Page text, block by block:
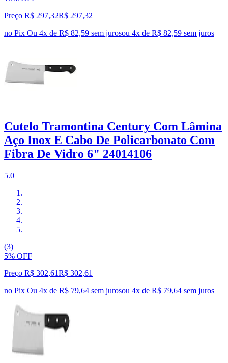
Preço R$ 297,32R$ 297,32
no Pix Ou 4x de R$ 82,59 sem jurosou 4x de R$ 82,59 sem juros
Cutelo Tramontina Century Com Lâmina
Aço Inox E Cabo De Policarbonato Com
Fibra De Vidro 6" 24014106
5.0
(3)
5% OFF
Preço R$ 302,61R$ 302,61
no Pix Ou 4x de R$ 79,64 sem jurosou 4x de R$ 79,64 sem juros